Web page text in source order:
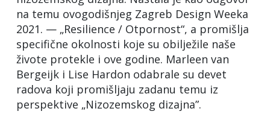
na temu ovogodišnjeg Zagreb Design Weeka
2021. — „Resilience / Otpornost“, a promišlja
specifične okolnosti koje su obilježile naše
živote protekle i ove godine. Marleen van
Bergeijk i Lise Hardon odabrale su devet
radova koji promišljaju zadanu temu iz
perspektive „Nizozemskog dizajna”.